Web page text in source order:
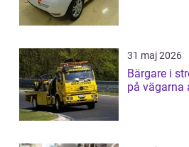
31 maj 2026
Bärgare i
på vägarna